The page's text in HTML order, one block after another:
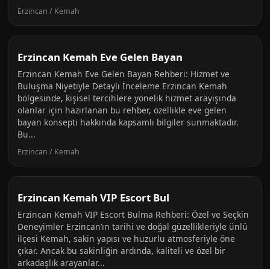
Erzincan / Kemah
Erzincan Kemah Eve Gelen Bayan
Erzincan Kemah Eve Gelen Bayan Rehberi: Hizmet ve
Buluşma Niyetiyle Detaylı İnceleme Erzincan Kemah
bölgesinde, kişisel tercihlere yönelik hizmet arayışında
olanlar için hazırlanan bu rehber, özellikle eve gelen
bayan konsepti hakkında kapsamlı bilgiler sunmaktadır.
Bu...
Erzincan / Kemah
Erzincan Kemah VIP Escort Bul
Erzincan Kemah VIP Escort Bulma Rehberi: Özel ve Seçkin
Deneyimler Erzincan’ın tarihi ve doğal güzellikleriyle ünlü
ilçesi Kemah, sakin yapısı ve huzurlu atmosferiyle öne
çıkar. Ancak bu sakinliğin ardında, kaliteli ve özel bir
arkadaşlık arayanlar...